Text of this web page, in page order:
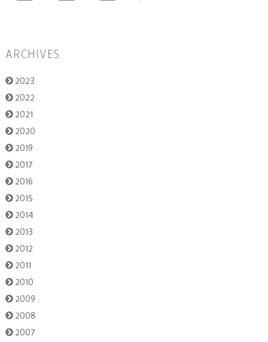
ARCHIVES
2023
2022
2021
2020
2019
2017
2016
2015
2014
2013
2012
2011
2010
2009
2008
2007